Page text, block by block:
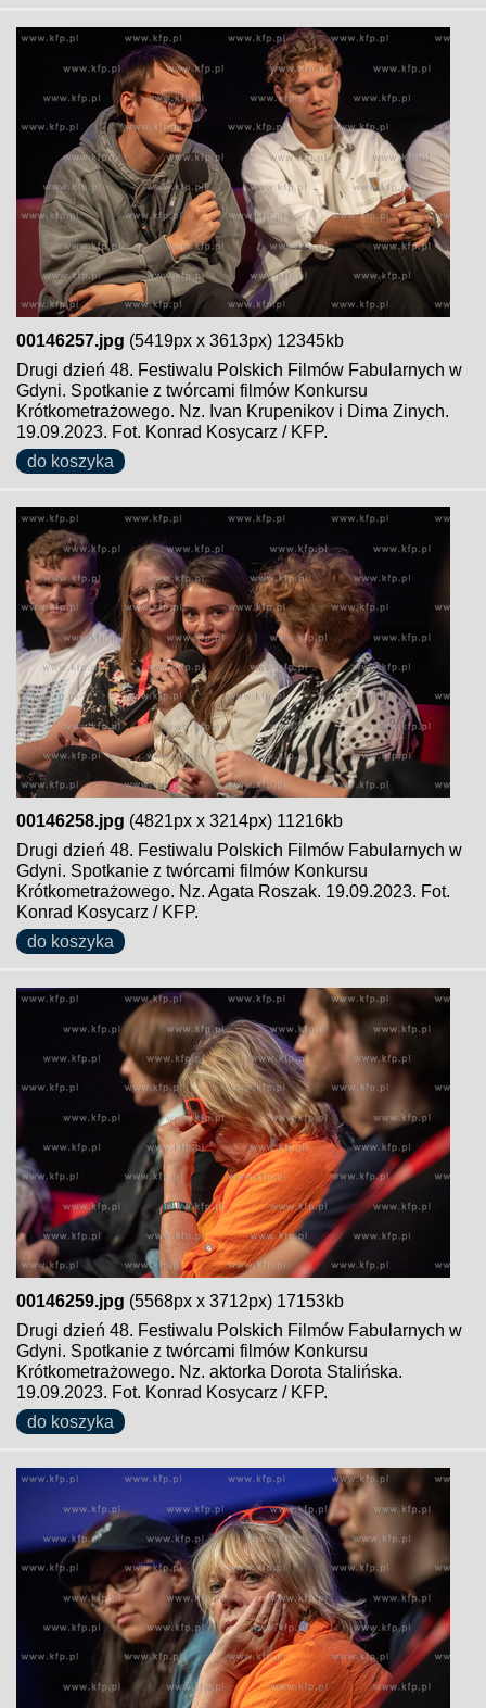
00146257.jpg (5419px x 3613px) 12345kb
Drugi dzień 48. Festiwalu Polskich Filmów Fabularnych w
Gdyni. Spotkanie z twórcami filmów Konkursu
Krótkometrażowego. Nz. Ivan Krupenikov i Dima Zinych.
19.09.2023. Fot. Konrad Kosycarz / KFP.
do koszyka
00146258.jpg (4821px x 3214px) 11216kb
Drugi dzień 48. Festiwalu Polskich Filmów Fabularnych w
Gdyni. Spotkanie z twórcami filmów Konkursu
Krótkometrażowego. Nz. Agata Roszak. 19.09.2023. Fot.
Konrad Kosycarz / KFP.
do koszyka
00146259.jpg (5568px x 3712px) 17153kb
Drugi dzień 48. Festiwalu Polskich Filmów Fabularnych w
Gdyni. Spotkanie z twórcami filmów Konkursu
Krótkometrażowego. Nz. aktorka Dorota Stalińska.
19.09.2023. Fot. Konrad Kosycarz / KFP.
do koszyka